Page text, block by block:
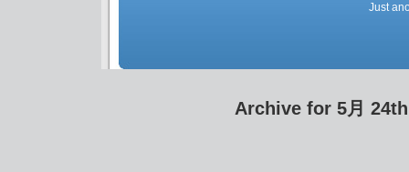
Just
Archive for 5月